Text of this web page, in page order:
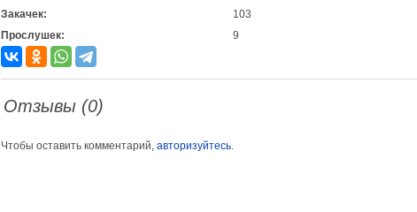
Закачек:
103
Прослушек:
9
Отзывы (0)
Чтобы оставить комментарий, авторизуйтесь.